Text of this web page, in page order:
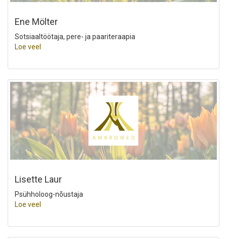
Ene Mölter
Sotsiaaltöötaja, pere- ja paariteraapia
Loe veel
Lisette Laur
Psühholoog-nõustaja
Loe veel